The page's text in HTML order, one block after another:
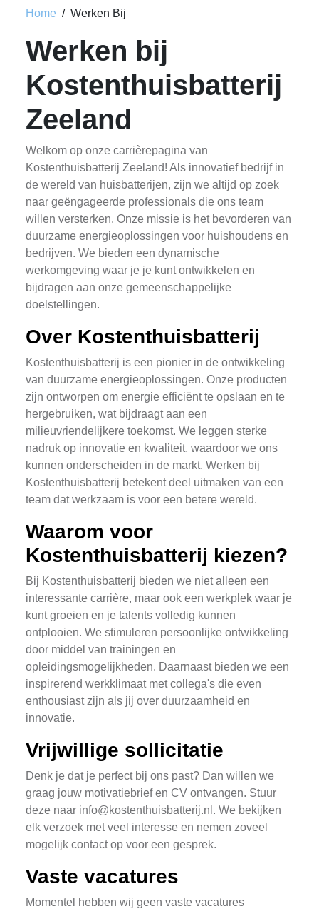
Home Werken Bij
Werken bij
Kostenthuisbatterij
Zeeland
Welkom op onze carrièrepagina van
Kostenthuisbatterij Zeeland! Als innovatief bedrijf in
de wereld van huisbatterijen, zijn we altijd op zoek
naar geëngageerde professionals die ons team
willen versterken. Onze missie is het bevorderen van
duurzame energieoplossingen voor huishoudens en
bedrijven. We bieden een dynamische
werkomgeving waar je je kunt ontwikkelen en
bijdragen aan onze gemeenschappelijke
doelstellingen.
Over Kostenthuisbatterij
Kostenthuisbatterij is een pionier in de ontwikkeling
van duurzame energieoplossingen. Onze producten
zijn ontworpen om energie efficiënt te opslaan en te
hergebruiken, wat bijdraagt aan een
milieuvriendelijkere toekomst. We leggen sterke
nadruk op innovatie en kwaliteit, waardoor we ons
kunnen onderscheiden in de markt. Werken bij
Kostenthuisbatterij betekent deel uitmaken van een
team dat werkzaam is voor een betere wereld.
Waarom voor
Kostenthuisbatterij kiezen?
Bij Kostenthuisbatterij bieden we niet alleen een
interessante carrière, maar ook een werkplek waar je
kunt groeien en je talents volledig kunnen
ontplooien. We stimuleren persoonlijke ontwikkeling
door middel van trainingen en
opleidingsmogelijkheden. Daarnaast bieden we een
inspirerend werkklimaat met collega's die even
enthousiast zijn als jij over duurzaamheid en
innovatie.
Vrijwillige sollicitatie
Denk je dat je perfect bij ons past? Dan willen we
graag jouw motivatiebrief en CV ontvangen. Stuur
deze naar info@kostenthuisbatterij.nl . We bekijken
elk verzoek met veel interesse en nemen zoveel
mogelijk contact op voor een gesprek.
Vaste vacatures
Momentel hebben wij geen vaste vacatures